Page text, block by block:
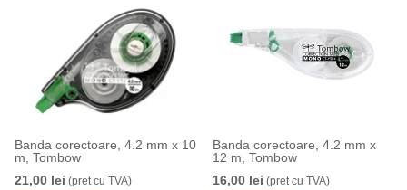
Banda corectoare, 4.2 mm x 10
m, Tombow
21,00 lei (pret cu TVA)
Banda corectoare, 4.2 mm x
12 m, Tombow
16,00 lei (pret cu TVA)